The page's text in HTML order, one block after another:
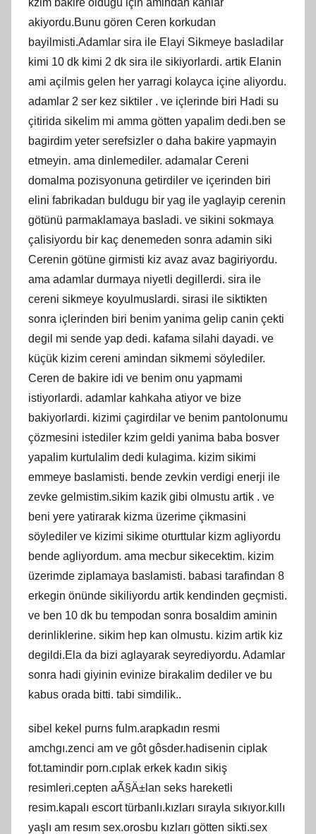
akiyordu.Bunu gören Ceren korkudan
bayilmisti.Adamlar sira ile Elayi Sikmeye basladilar
kimi 10 dk kimi 2 dk sira ile sikiyorlardi. artik Elanin
ami açilmis gelen her yarragi kolayca içine aliyordu.
adamlar 2 ser kez siktiler . ve içlerinde biri Hadi su
çitirida sikelim mi amma götten yapalim dedi.ben se
bagirdim yeter serefsizler o daha bakire yapmayin
etmeyin. ama dinlemediler. adamalar Cereni
domalma pozisyonuna getirdiler ve içerinden biri
elini fabrikadan buldugu bir yag ile yaglayip cerenin
götünü parmaklamaya basladi. ve sikini sokmaya
çalisiyordu bir kaç denemeden sonra adamin siki
Cerenin götüne girmisti kiz avaz avaz bagiriyordu.
ama adamlar durmaya niyetli degillerdi. sira ile
cereni sikmeye koyulmuslardi. sirasi ile siktikten
sonra içlerinden biri benim yanima gelip canin çekti
degil mi sende yap dedi. kafama silahi dayadi. ve
küçük kizim cereni amindan sikmemi söylediler.
Ceren de bakire idi ve benim onu yapmami
istiyorlardi. adamlar kahkaha atiyor ve bize
bakiyorlardi. kizimi çagirdilar ve benim pantolonumu
çözmesini istediler kzim geldi yanima baba bosver
yapalim kurtulalim dedi kulagima. kizim sikimi
emmeye baslamisti. bende zevkin verdigi enerji ile
zevke gelmistim.sikim kazik gibi olmustu artik . ve
beni yere yatirarak kizma üzerime çikmasini
söylediler ve kizimi sikime oturttular kizm agliyordu
bende agliyordum. ama mecbur sikecektim. kizim
üzerimde ziplamaya baslamisti. babasi tarafindan 8
erkegin önünde sikiliyordu artik kendinden geçmisti.
ve ben 10 dk bu tempodan sonra bosaldim aminin
derinliklerine. sikim hep kan olmustu. kizim artik kiz
degildi.Ela da bizi aglayarak seyrediyordu. Adamlar
sonra hadi giyinin evinize birakalim dediler ve bu
kabus orada bitti. tabi simdilik..
sibel kekel purns fulm.arapkadın resmi
amchgı.zenci am ve gôt gôsder.hadisenin ciplak
fot.tamindir porn.cıplak erkek kadın sikiş
resimleri.cepten aÃ§Ä±lan seks hareketli
resim.kapalı escort türbanlı.kızları sırayla sıkıyor.kıllı
yaşlı am resım sex.orosbu kızları götten sikti.sex